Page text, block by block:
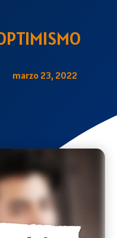
marzo 23, 2022